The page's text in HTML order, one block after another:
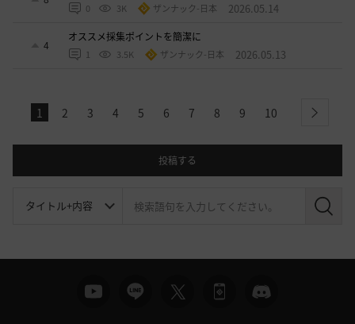
0 3K ザンナック-日本 2026.05.14
4
オススメ採集ポイントを簡潔に
1 3.5K ザンナック-日本 2026.05.13
1 2 3 4 5 6 7 8 9 10 next
投稿する
検